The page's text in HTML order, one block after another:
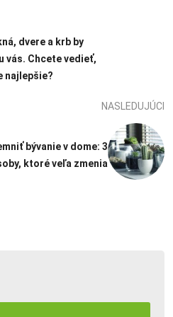
dvere a krb by
vás. Chcete vedieť,
najlepšie?
NASLEDUJÚCI
bývanie v dome: 3
ktoré veľa zmenia